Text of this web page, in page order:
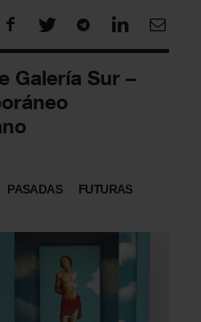
Galería Sur –
PASADAS FUTURAS